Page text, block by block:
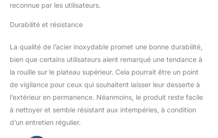
d'assaisonnement et
barbecue. 【Robuste et
Durable】La surface et la
poignée du chariot de
table de travail sont en
facilement rouillé et
déformé, pratique à
reconnue par les utilisateurs.
Durabilité et résistance
La qualité de l’acier inoxydable promet une bonne durabilité,
bien que certains utilisateurs aient remarqué une tendance à
la rouille sur le plateau supérieur. Cela pourrait être un point
de vigilance pour ceux qui souhaitent laisser leur desserte à
l’extérieur en permanence. Néanmoins, le produit reste facile
à nettoyer et semble résistant aux intempéries, à condition
d’un entretien régulier.